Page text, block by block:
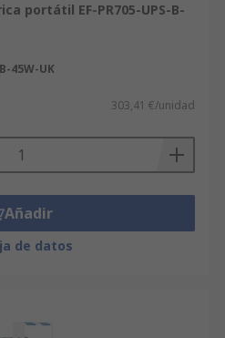
portátil EF-PR705-UPS-B-
45W-UK
303,41 €/unidad
Añadir
de datos